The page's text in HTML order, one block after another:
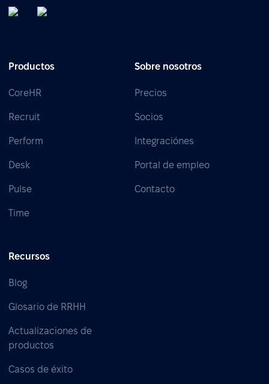
Productos
CoreHR
Recruit
Perform
Desk
Pulse
Time
Sobre nosotros
Precios
Socios
Integraciónes
Portal de empleo
Contacto
Recursos
Blog
Glosario de RRHH
Actualizaciones de
productos
Casos de éxito